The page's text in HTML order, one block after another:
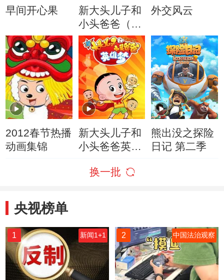
早间开心果
新大头儿子和
小头爸爸（动
画真人情景
剧）
外交风云
2012春节热播
动画集锦
新大头儿子和
小头爸爸英雄
熊出没之探险
日记 第二季
换一批
央视榜单
1 新闻1+1 2 中国法治观察